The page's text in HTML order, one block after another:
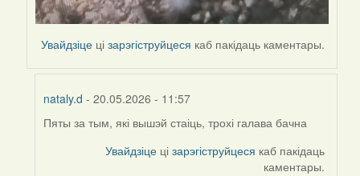
Увайдзіце цізарэгіструйцеся каб пакідаць каментары.
nataly.d - 20.05.2026 - 11:57
In
Пяты за тым, які вышэй стаіць, трохі галава бачна
Увайдзіце цізарэгіструйцеся каб пакідаць
каментары.